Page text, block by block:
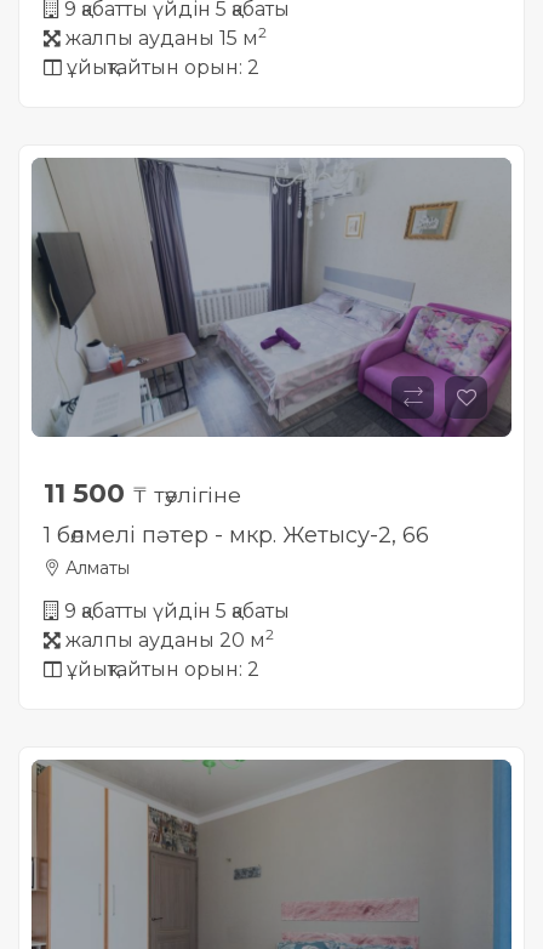
9 қабатты үйдін 5 қабаты
жалпы ауданы 15 м2
ұйықтайтын орын: 2
11 500 ₸ тәулігіне
1 бөлмелі пәтер - мкр. Жетысу-2, 66
Алматы
9 қабатты үйдін 5 қабаты
жалпы ауданы 20 м2
ұйықтайтын орын: 2